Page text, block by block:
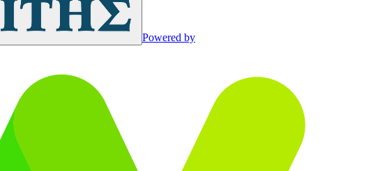
Powered by